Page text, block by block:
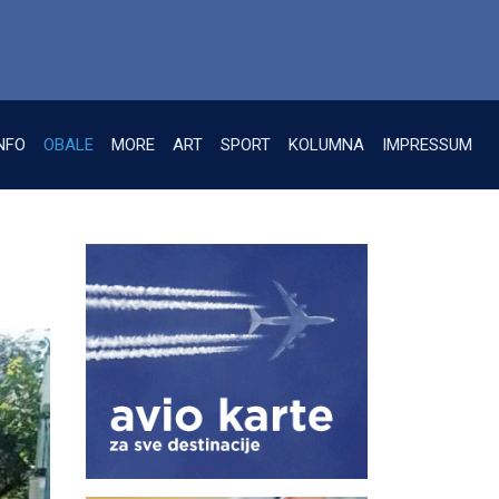
OBALE MORE ART SPORT KOLUMNA IMPRESSUM